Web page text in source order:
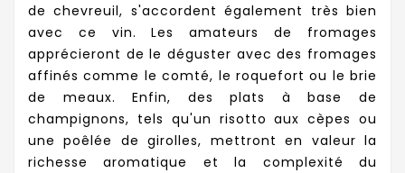
de chevreuil, s'accordent également très bien
avec ce vin. Les amateurs de fromages
apprécieront de le déguster avec des fromages
affinés comme le comté, le roquefort ou le brie
de meaux. Enfin, des plats à base de
champignons, tels qu'un risotto aux cèpes ou
une poêlée de girolles, mettront en valeur la
richesse aromatique et la complexité du